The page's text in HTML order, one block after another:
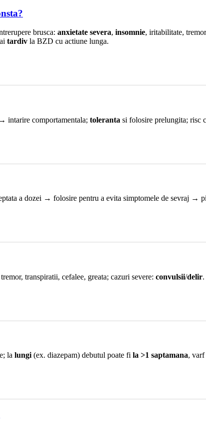
brusca: anxietate severa, insomnie, iritabilitate,
tardiv la BZD cu actiune lunga.
intarire comportamentala; toleranta si folosire prelungita; risc
a dozei → folosire pentru a evita simptomele de sevraj →
transpiratii, cefalee, greata; cazuri severe: convulsii/delir.
la lungi (ex. diazepam) debutul poate fi la >1 saptamana, varf